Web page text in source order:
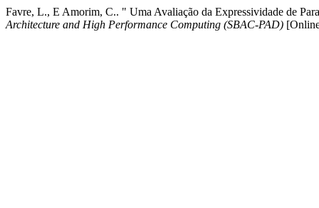
Favre, L., E Amorim, C.. " Uma Avaliação da Expressividade de
Architecture and High Performance Computing (SBAC-PAD)